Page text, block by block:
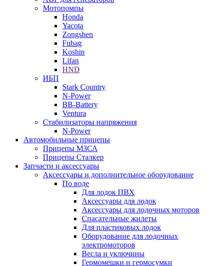
Мотопомпы
Honda
Yacota
Zongshen
Fubag
Koshin
Lifan
HND
ИБП
Stark Country
N-Power
BB-Battery
Ventura
Стабилизаторы напряжения
N-Power
Автомобильные прицепы
Прицепы МЗСА
Прицепы Сталкер
Запчасти и аксессуары
Аксессуары и дополнительное оборудование
По воде
Для лодок ПВХ
Аксессуары для лодок
Аксессуары для лодочных моторов
Спасательные жилеты
Для пластиковых лодок
Оборудование для лодочных
электромоторов
Весла и уключины
Гермомешки и гермосумки